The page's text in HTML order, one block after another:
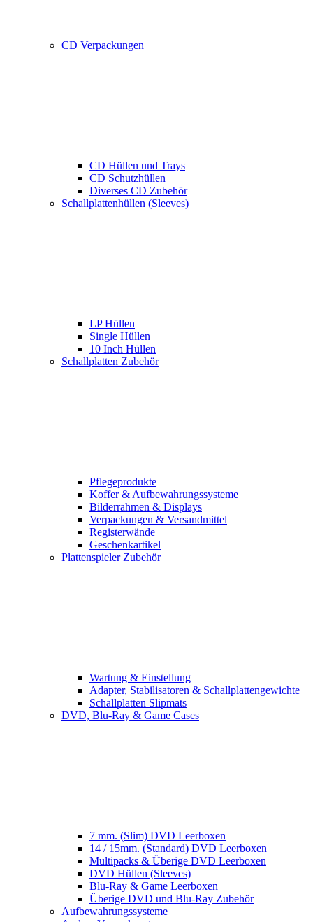
CD Verpackungen
CD Hüllen und Trays
CD Schutzhüllen
Diverses CD Zubehör
Schallplattenhüllen (Sleeves)
LP Hüllen
Single Hüllen
10 Inch Hüllen
Schallplatten Zubehör
Pflegeprodukte
Koffer & Aufbewahrungssysteme
Bilderrahmen & Displays
Verpackungen & Versandmittel
Registerwände
Geschenkartikel
Plattenspieler Zubehör
Wartung & Einstellung
Adapter, Stabilisatoren & Schallplattengewichte
Schallplatten Slipmats
DVD, Blu-Ray & Game Cases
7 mm. (Slim) DVD Leerboxen
14 / 15mm. (Standard) DVD Leerboxen
Multipacks & Überige DVD Leerboxen
DVD Hüllen (Sleeves)
Blu-Ray & Game Leerboxen
Überige DVD und Blu-Ray Zubehör
Aufbewahrungssysteme